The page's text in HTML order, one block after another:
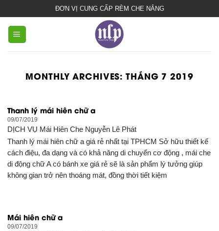
che
nắng
mưa
ĐƠN VỊ CUNG CẤP RÈM CHE NẮNG
MONTHLY ARCHIVES:THÁNG 7 2019
Thanh lý mái hiên chữ a
09/07/2019
DỊCH VỤ Mái Hiên Che Nguyễn Lê Phát
Thanh lý mái hiên chữ a giá rẻ nhất tại TPHCM Sở hữu thiết kế
cách điệu, đa dạng và có khả năng di chuyển cơ động , mái che
di động chữ A có bánh xe giá rẻ sẽ là sản phẩm lý tưởng giúp
không gian trở nên thoáng mát, đồng thời tiết kiệm
Mái hiên chữ a
09/07/2019